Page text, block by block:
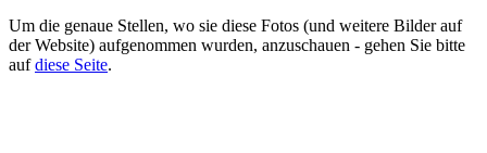
Um die genaue Stellen, wo sie diese Fotos (und weitere Bilder auf
der Website) aufgenommen wurden, anzuschauen - gehen Sie bitte
aufdiese Seite.